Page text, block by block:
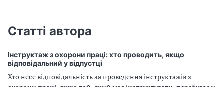
Статті автора
Інструктаж з охорони праці: хто проводить, якщо
відповідальний у відпустці
Хто несе відповідальність за проведення інструктажів з
л